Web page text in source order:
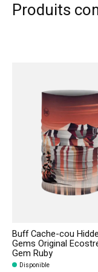
Produits
Buff Cache-cou
Gems Original
Gem Ruby
Disponible